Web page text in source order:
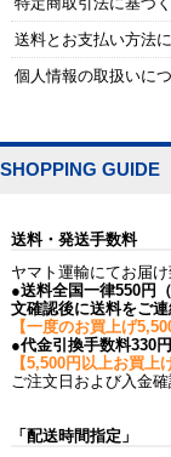
送料とお支払い方法
個人情報の取扱いに
SHOPPING GUIDE
送料・発送手数料
ヤマト運輸にてお届け
●送料全国一律550円
文確認後に送料をご連
【一度のお買上げ
●代金引換手数料330円
【5,500円以上お買上
ご注文日および入金
「配送時間指定」